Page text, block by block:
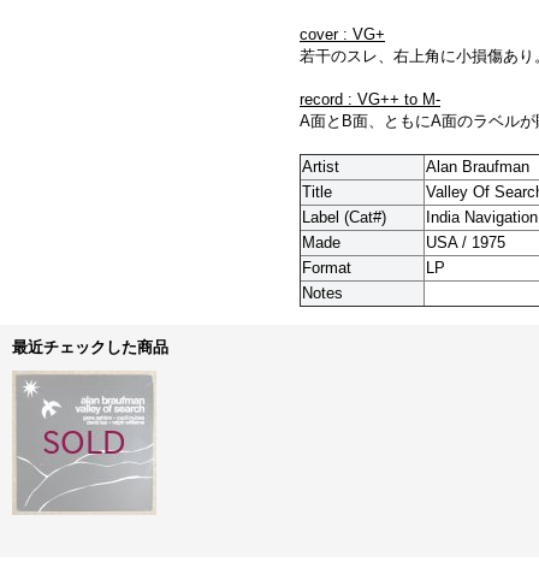
cover : VG+
若干のスレ、右上角に小損傷あり
record : VG++ to M-
A面とB面、ともにA面のラベル
Artist
Alan Braufman
Title
Valley Of
Label (Cat#)
India
Made
USA / 1975
Format
LP
Notes
最近チェックした商品